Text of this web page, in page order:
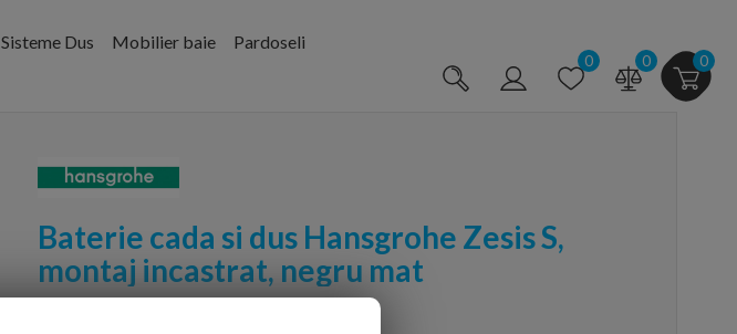
Sisteme Dus Mobilier baie Pardoseli
0 0 0
Baterie cada si dus Hansgrohe Zesis S,
montaj incastrat, negru mat